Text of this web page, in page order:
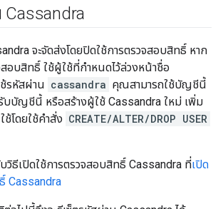
Cassandra
จะจัดส่งโดยปิดใช้การตรวจสอบสิทธิ์ หาก
อบสิทธิ์ ใช้ผู้ใช้ที่กำหนดไว้ล่วงหน้าชื่อ
ช้รหัสผ่าน cassandra คุณสามารถใช้บัญชีนี้
บัญชีนี้ หรือสร้างผู้ใช้ Cassandra ใหม่ เพิ่ม
ช้โดยใช้คำสั่ง CREATE/ALTER/DROP USER
วิธีเปิดใช้การตรวจสอบสิทธิ์ Cassandra ที่เปิด
Cassandra